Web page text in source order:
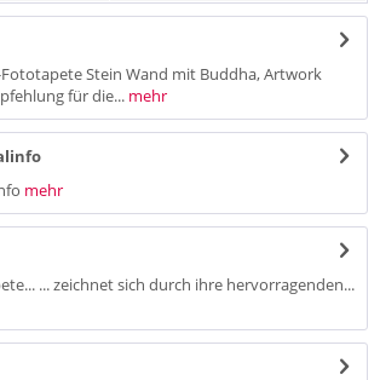
Fototapete Stein Wand mit Buddha, Artwork
für die... mehr
mehr
... zeichnet sich durch ihre hervorragenden...